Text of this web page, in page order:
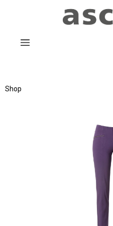
Zum Hauptinhalt springen
Shop